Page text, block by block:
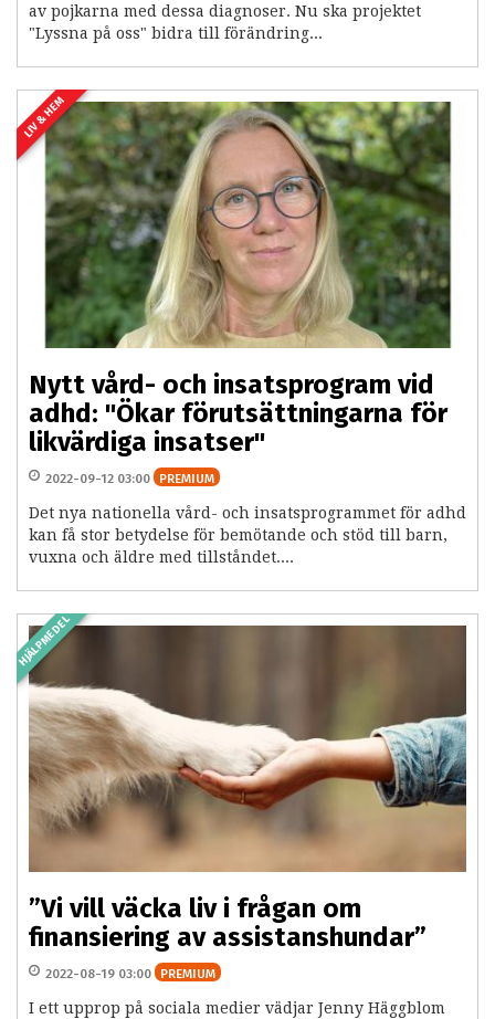
av pojkarna med dessa diagnoser. Nu ska projektet
"Lyssna på oss" bidra till förändring...
LIV & HEM
Nytt vård- och insatsprogram vid
adhd: "Ökar förutsättningarna för
likvärdiga insatser"
2022-09-12 03:00 PREMIUM
Det nya nationella vård- och insatsprogrammet för adhd
kan få stor betydelse för bemötande och stöd till barn,
vuxna och äldre med tillståndet....
HJÄLPMEDEL
”Vi vill väcka liv i frågan om
finansiering av assistanshundar”
2022-08-19 03:00 PREMIUM
I ett upprop på sociala medier vädjar Jenny Häggblom